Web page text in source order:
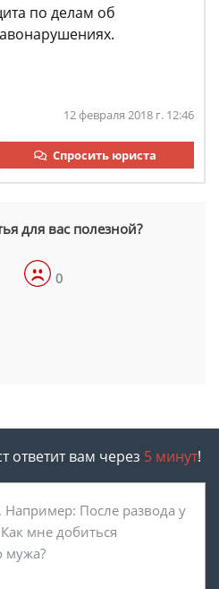
по делам об
12 февраля 2018 г. 12:46
Спросить юриста
для вас полезной?
0
ответит вам через 5 минут!